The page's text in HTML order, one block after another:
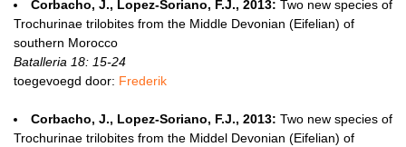
Corbacho, J., Lopez-Soriano, F.J., 2013: Two new species of
Trochurinae trilobites from the Middle Devonian (Eifelian) of
southern Morocco
Batalleria 18: 15-24
toegevoegd door: Frederik
Corbacho, J., Lopez-Soriano, F.J., 2013: Two new species of
Trochurinae trilobites from the Middel Devonian (Eifelian) of